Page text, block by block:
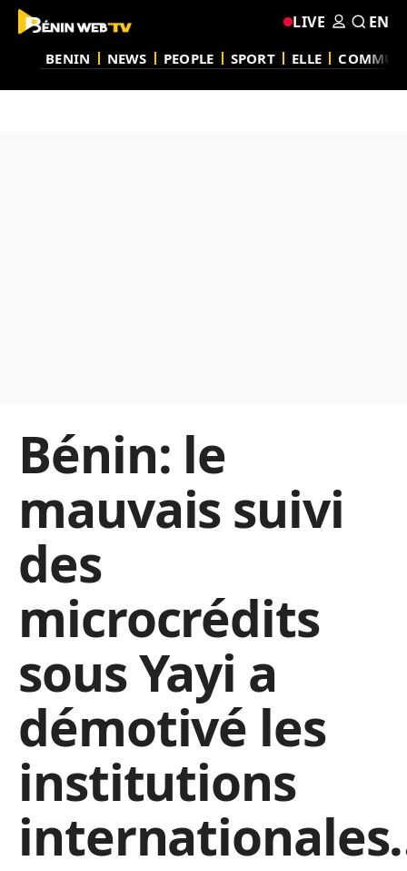
BENIN NEWS PEOPLE SPORT ELLE
LIVE EN
Bénin: le
mauvais suivi
des
microcrédits
sous Yayi a
démotivé les
institutions